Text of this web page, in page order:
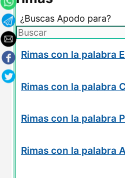
¿Buscas Apodo para?
Rimas con la palabra
Rimas con la palabra
Rimas con la palabra
Rimas con la palabra